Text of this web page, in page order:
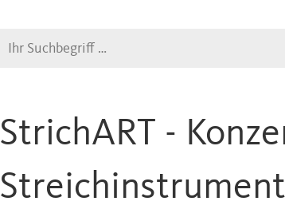
Suche
StrichART -